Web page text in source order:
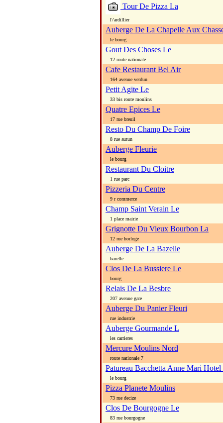
Tour De Pizza La
l\'ardillier
Auberge De La Chapelle Aux
le bourg
Gout Des Choses Le
12 route nationale
Cafe Restaurant Bel Air
164 avenue verdun
Petit Agite Le
33 bis route moulins
Quatre Epices Le
17 rue breuil
Resto Du Champ De Foire
8 rue autun
Auberge Fleurie
le bourg
Restaurant Du Cloitre
1 rue parc
Pizzeria Du Centre
9 r commerce
Champ Saint Verain Le
1 place mairie
Grignotte Du Vieux Bourbon La
12 rue horloge
Auberge De La Bazelle
bazelle
Clos De La Bussiere Le
bourg
Relais De La Besbre
207 avenue gare
Auberge Du Panier Fleuri
rue industrie
Auberge Gourmande L
les carrieres
Mercure Moulins Nord
route nationale 7
Patureau Bacchetta Anne Mari
le bourg
Pizza Planete Moulins
73 rue decize
Clos De Bourgogne Le
83 rue bourgogne